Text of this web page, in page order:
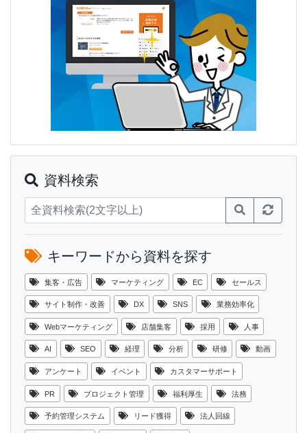
資料検索
キーワードから資料を探す
集客・広告 マーケティング EC セールス
サイト制作・改善 DX SNS 業務効率化
Webマーケティング 店舗集客 採用 人事
AI SEO 経理 分析 研修 動画
アンケート イベント カスタマーサポート
PR プロジェクト管理 福利厚生 法務
予約管理システム リード獲得 法人回線